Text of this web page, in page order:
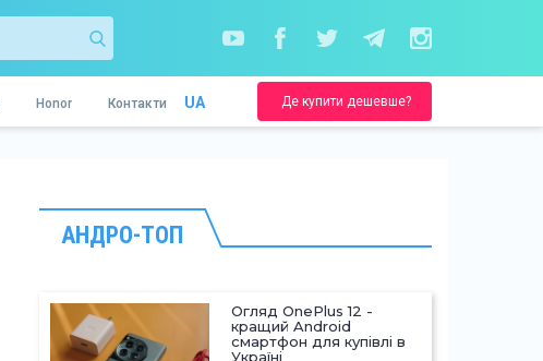
Honor Контакти UA Де купити дешевше?
АНДРО-ТОП
Огляд OnePlus 12 -
кращий Android
смартфон для купівлі в
Україні